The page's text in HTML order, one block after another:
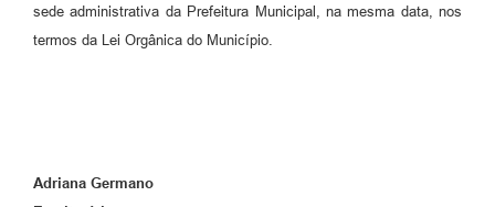
sede administrativa da Prefeitura Municipal, na mesma data, nos
termos da Lei Orgânica do Município.
Adriana Germano